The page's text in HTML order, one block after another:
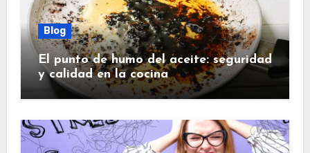
Blog
El punto de humo del aceite: seguridad
y calidad en la cocina